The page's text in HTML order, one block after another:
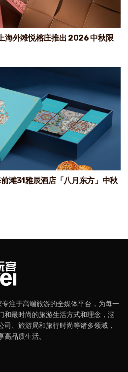
海外滩悦榕庄推出 2026 中秋限
滩31雅辰酒店「八月东方」中秋
注于高端旅游的全媒体平台，为每一
和最时尚的旅游生活方式和理念，涵
、旅游局和旅行时尚等诸多领域，
品质生活。